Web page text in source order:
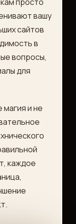
вашу
сайтов
в
вопросы,
для
магия и не
каждое